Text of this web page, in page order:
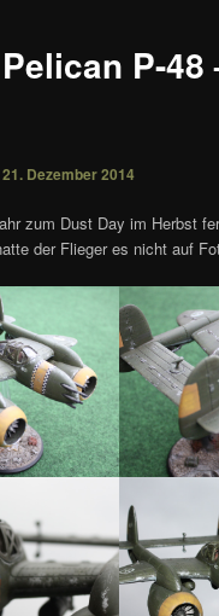
P-48
21. Dezember 2014
zum Dust Day im Herbst
der Flieger es nicht auf